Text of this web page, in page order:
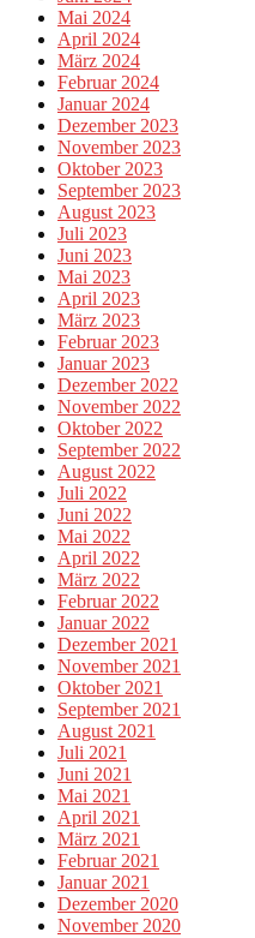
Mai 2024
April 2024
März 2024
Februar 2024
Januar 2024
Dezember 2023
November 2023
Oktober 2023
September 2023
August 2023
Juli 2023
Juni 2023
Mai 2023
April 2023
März 2023
Februar 2023
Januar 2023
Dezember 2022
November 2022
Oktober 2022
September 2022
August 2022
Juli 2022
Juni 2022
Mai 2022
April 2022
März 2022
Februar 2022
Januar 2022
Dezember 2021
November 2021
Oktober 2021
September 2021
August 2021
Juli 2021
Juni 2021
Mai 2021
April 2021
März 2021
Februar 2021
Januar 2021
Dezember 2020
November 2020